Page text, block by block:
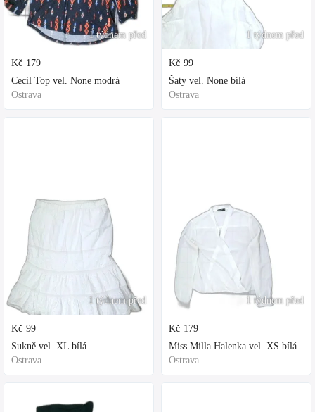
1 týdnem před
Kč 179
Cecil Top vel. None modrá
Ostrava
1 týdnem před
Kč 99
Sukně vel. XL bílá
Ostrava
1 týdnem před
Kč 99
Šaty vel. None bílá
Ostrava
1 týdnem před
Kč 179
Miss Milla Halenka vel. XS bílá
Ostrava